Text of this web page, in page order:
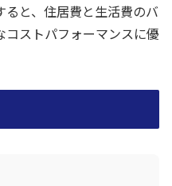
と、住居費と生活費のバ
ストパフォーマンスに優